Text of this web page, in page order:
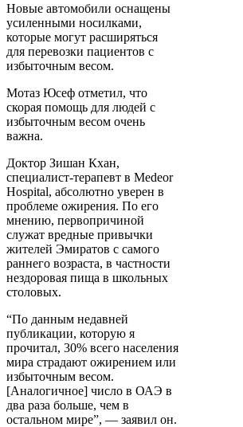
Новые автомобили оснащены
усиленными носилками,
которые могут расширяться
для перевозки пациентов с
избыточным весом.
Мотаз Юсеф отметил, что
скорая помощь для людей с
избыточным весом очень
важна.
Доктор Зишан Кхан,
специалист-терапевт в Medeor
Hospital, абсолютно уверен в
проблеме ожирения. По его
мнению, первопричиной
служат вредные привычки
жителей Эмиратов с самого
раннего возраста, в частности
нездоровая пища в школьных
столовых.
“По данным недавней
публикации, которую я
прочитал, 30% всего населения
мира страдают ожирением или
избыточным весом.
[Аналогичное] число в ОАЭ в
два раза больше, чем в
остальном мире”, — заявил он.